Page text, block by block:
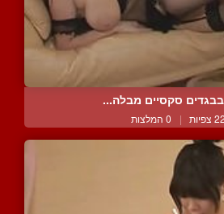
סקסיים מבלה...
| 0 המלצות